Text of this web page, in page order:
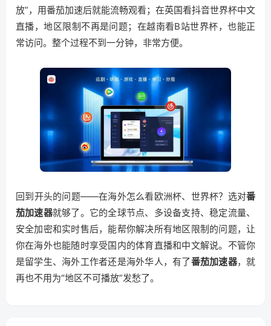
放”，用番茄加速后就能流畅观看；在英国看抖音世界杯中文
直播，地区限制不再是问题；在越南看B站世界杯，也能正
常访问。整个过程不到一分钟，非常方便。
回到开头的问题——在海外怎么看欧洲杯、世界杯？选对番
茄加速器就够了。它的全球节点、多设备支持、稳定流量、
安全加密和实时售后，能帮你解决所有地区限制的问题，让
你在海外也能随时享受国内的体育直播和中文解说。不管你
是留学生、海外工作者还是海外华人，有了番茄加速器，就
再也不用为“地区不可播放”发愁了。